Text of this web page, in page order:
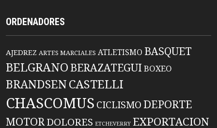
ORDENADORES
AJEDREZ ARTES MARCIALES ATLETISMO BASQUET
BELGRANO BERAZATEGUIBOXEO
BRANDSENCASTELLI
CHASCOMUS CICLISMO DEPORTE
MOTORDOLORES ETCHEVERRY EXPORTACION